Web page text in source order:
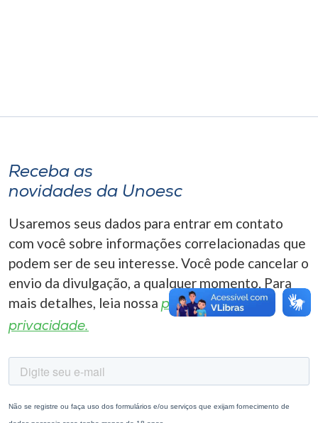
o idioma
A+
A-
Receba as
novidades da Unoesc
Usaremos seus dados para entrar em contato
com você sobre informações correlacionadas que
podem ser de seu interesse. Você pode cancelar o
envio da divulgação, a qualquer momento. Para
mais detalhes, leia nossa política de
privacidade.